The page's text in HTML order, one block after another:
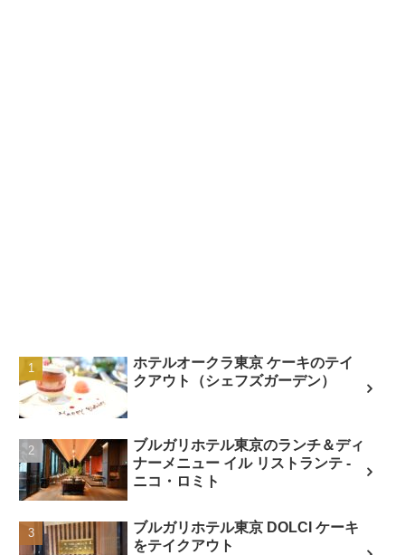
ホテルオークラ東京 ケーキのテイ
クアウト（シェフズガーデン）
ブルガリホテル東京のランチ＆ディ
ナーメニュー イル リストランテ -
ニコ・ロミト
ブルガリホテル東京 DOLCI ケーキ
をテイクアウト